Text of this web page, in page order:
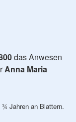
das Anwesen
Anna Maria
¾ Jahren an Blattern.